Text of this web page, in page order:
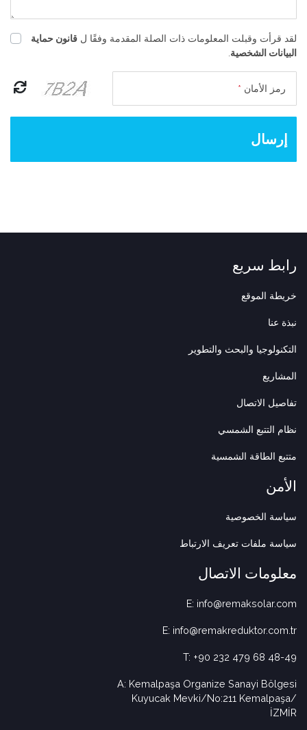
لقد قرأت وقبلت المعلومات ذات الصلة المقدمة وفقًا ل قانون حماية
البيانات الشخصية
رمز الأمان *
إرسال
رابط سريع
خريطة الموقع
نبذة عنا
التكنولوجيا والبحث والتطوير
المشاريع
تفاصيل الاتصال
نظام التتبع الشمسي
متتبع الطاقة الشمسية
الأمن
سياسة الخصوصية
سياسة ملفات تعريف الارتباط
معلومات الاتصال
E: info@remaksolar.com
E: info@remakreduktor.com.tr
T: +90 232 479 68 48-49
A: Kemalpaşa Organize Sanayi Bölgesi
Kuyucak Mevki/No:211 Kemalpaşa/
İZMİR